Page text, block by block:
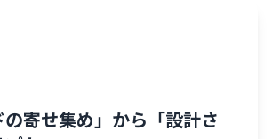
の寄せ集め」から「設計さ